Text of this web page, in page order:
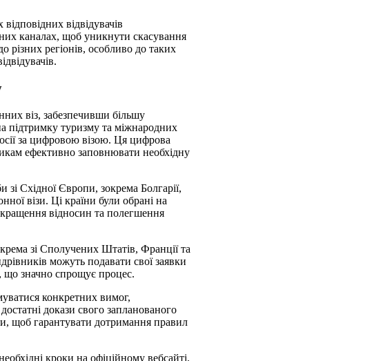
відвідувачів
каналах, щоб уникнути скасування
регіонів, особливо до таких
віз, забезпечивши більшу
підтримку туризму та міжнародних
за цифровою візою. Ця цифрова
ефективно заповнювати необхідну
Східної Європи, зокрема Болгарії,
візи. Ці країни були обрані на
відносин та полегшення
зі Сполучених Штатів, Франції та
можуть подавати свої заявки
що значно спрощує процес.
конкретних вимог,
докази свого запланованого
щоб гарантувати дотримання правил
кроки на офіційному вебсайті,